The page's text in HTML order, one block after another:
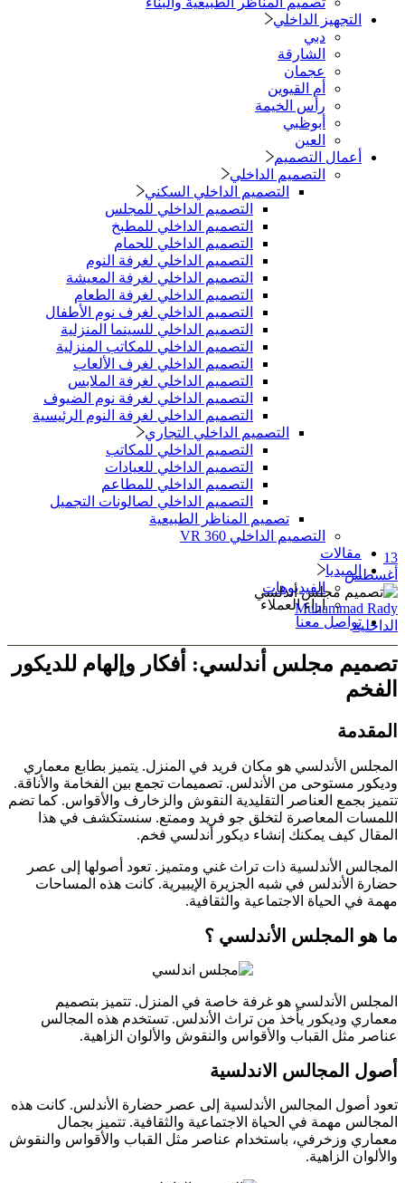
التجهيز الداخلي
دبي
الشارقة
عجمان
أم القيوين
رأس الخيمة
أبوظبي
العين
أعمال التصميم
التصميم الداخلي
التصميم الداخلي السكني
التصميم الداخلي للمجلس
التصميم الداخلي للمطبخ
التصميم الداخلي للحمام
التصميم الداخلي لغرفة النوم
التصميم الداخلي لغرفة المعيشة
التصميم الداخلي لغرفة الطعام
التصميم الداخلي لغرف نوم الأطفال
التصميم الداخلي للسينما المنزلية
التصميم الداخلي للمكاتب المنزلية
التصميم الداخلي لغرف الألعاب
التصميم الداخلي لغرفة الملابس
التصميم الداخلي لغرفة نوم الضيوف
التصميم الداخلي لغرفة النوم الرئيسية
التصميم الداخلي التجاري
التصميم الداخلي للمكاتب
التصميم الداخلي للعيادات
التصميم الداخلي للمطاعم
التصميم الداخلي لصالونات التجميل
تصميم المناظر الطبيعية
التصميم الداخلي 360 VR
مقالات
الميديا
الفيديوهات
آراء العملاء
تواصل معنا
Muhammad
مجلس أندلسي: أفكار وإلهام للديكور
الأندلسي هو مكان فريد في المنزل. يتميز بطابع معماري
مستوحى من الأندلس. تصميمات تجمع بين الفخامة والأناقة.
بجمع العناصر التقليدية النقوش والزخارف والأقواس. كما تضم
المعاصرة لتخلق جو فريد وممتع. سنستكشف في هذا
كيف يمكنك إنشاء ديكور أندلسي فخم.
الأندلسية ذات تراث غني ومتميز. تعود أصولها إلى عصر
الأندلس في شبه الجزيرة الإيبيرية. كانت هذه المساحات
الحياة الاجتماعية والثقافية.
المجلس الأندلسي ؟
الأندلسي هو غرفة خاصة في المنزل. تتميز بتصميم
وديكور يأخذ من تراث الأندلس. تستخدم هذه المجالس
مثل القباب والأقواس والنقوش والألوان الزاهية.
المجالس الاندلسية
أصول المجالس الأندلسية إلى عصر حضارة الأندلس. كانت هذه
مهمة في الحياة الاجتماعية والثقافية. تتميز بجمال
وزخرفي، باستخدام عناصر مثل القباب والأقواس والنقوش
الزاهية.